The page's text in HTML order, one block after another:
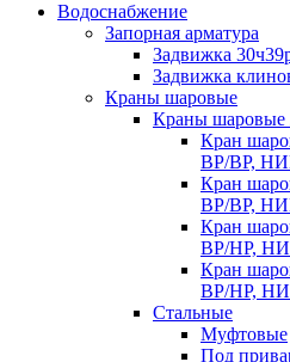
Водоснабжение
Запорная арматура
Задвижка
Задвижка
Краны шаровые
Краны шаровые
Кран
ВР/ВР,
Кран
ВР/ВР,
Кран
ВР/НР,
Кран
ВР/НР,
Стальные
Муфтовые
Под